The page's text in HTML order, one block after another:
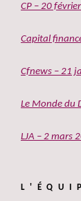
CP – 20
Capital
Cfnews – 21
Le Monde du
LJA – 2 mars